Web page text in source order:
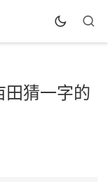
田猜一字的